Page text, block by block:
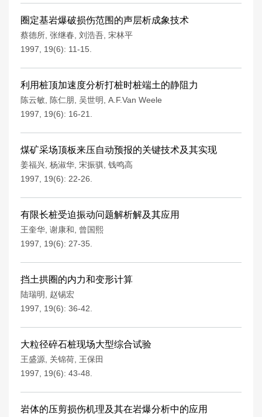
圈定基岩爆破损伤范围的声层析成象技术
蔡德所 张继春 刘浩吾 宋林平
1997, 19(6): 11-15.
利用桩顶加速度分析打桩时桩端土的静阻力
陈云敏 陈仁朋 吴世明
A.F.Van Weele
1997, 19(6): 16-21.
煤矿采场顶板来压自动预报的关键技术及其实现
姜福兴 杨淑华 宋振骐 钱鸣高
1997, 19(6): 22-26.
有限长桩受迫振动问题解析解及其应用
王奎华 谢康和
曾国熙
1997, 19(6): 27-35.
挡土拱圈的内力和变形计算
陆瑞明
赵锡宏
1997, 19(6): 36-42.
大粒径碎石桩现场大型综合试验
王盛源 关锦荷 王保田
1997, 19(6): 43-48.
岩体的压剪损伤机理及其在岩爆分析中的应用